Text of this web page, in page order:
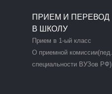
ПРИЕМ И ПЕРЕВОД
В ШКОЛУ
Прием в 1-ый класс
О приемной комиссии(пед.
специальности ВУЗов РФ)